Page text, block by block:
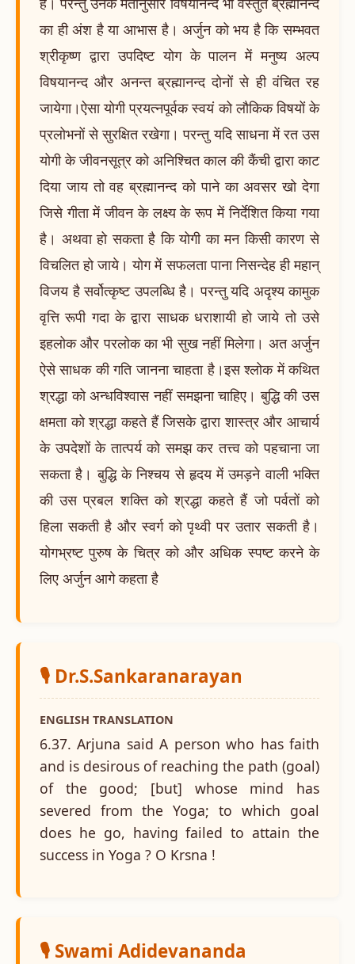
का ही अंश है या आभास है। अर्जुन को भय है कि सम्भवत
श्रीकृष्ण द्वारा उपदिष्ट योग के पालन में मनुष्य अल्प
विषयानन्द और अनन्त ब्रह्मानन्द दोनों से ही वंचित रह
जायेगा।ऐसा योगी प्रयत्नपूर्वक स्वयं को लौकिक विषयों के
प्रलोभनों से सुरक्षित रखेगा। परन्तु यदि साधना में रत उस
योगी के जीवनसूत्र को अनिश्चित काल की कैंची द्वारा काट
दिया जाय तो वह ब्रह्मानन्द को पाने का अवसर खो देगा
जिसे गीता में जीवन के लक्ष्य के रूप में निर्देशित किया गया
है। अथवा हो सकता है कि योगी का मन किसी कारण से
विचलित हो जाये। योग में सफलता पाना निसन्देह ही महान्
विजय है सर्वोत्कृष्ट उपलब्धि है। परन्तु यदि अदृश्य कामुक
वृत्ति रूपी गदा के द्वारा साधक धराशायी हो जाये तो उसे
इहलोक और परलोक का भी सुख नहीं मिलेगा। अत अर्जुन
ऐसे साधक की गति जानना चाहता है।इस श्लोक में कथित
श्रद्धा को अन्धविश्वास नहीं समझना चाहिए। बुद्धि की उस
क्षमता को श्रद्धा कहते हैं जिसके द्वारा शास्त्र और आचार्य
के उपदेशों के तात्पर्य को समझ कर तत्त्व को पहचाना जा
सकता है। बुद्धि के निश्चय से हृदय में उमड़ने वाली भक्ति
की उस प्रबल शक्ति को श्रद्धा कहते हैं जो पर्वतों को
हिला सकती है और स्वर्ग को पृथ्वी पर उतार सकती है।
योगभ्रष्ट पुरुष के चित्र को और अधिक स्पष्ट करने के
लिए अर्जुन आगे कहता है
🎙️ Dr.S.Sankaranarayan
ENGLISH TRANSLATION
6.37. Arjuna said A person who has faith
and is desirous of reaching the path (goal)
of the good; [but] whose mind has
severed from the Yoga; to which goal
does he go, having failed to attain the
success in Yoga ? O Krsna !
🎙️ Swami Adidevananda